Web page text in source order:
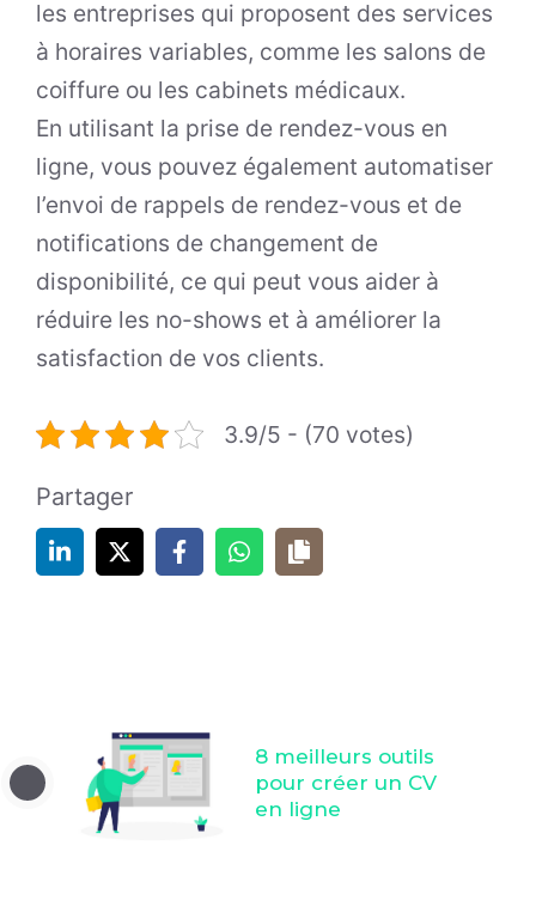
les entreprises qui proposent des services
à horaires variables, comme les salons de
coiffure ou les cabinets médicaux.
En utilisant la prise de rendez-vous en
ligne, vous pouvez également automatiser
l’envoi de rappels de rendez-vous et de
notifications de changement de
disponibilité, ce qui peut vous aider à
réduire les no-shows et à améliorer la
satisfaction de vos clients.
3.9/5 - (70 votes)
Partager
8 meilleurs outils
pour créer un CV
en ligne